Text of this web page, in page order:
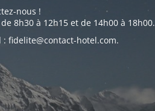
nous !
8h30 à 12h15 et de 14h00 à 18h00.
fidelite@contact-hotel.com.